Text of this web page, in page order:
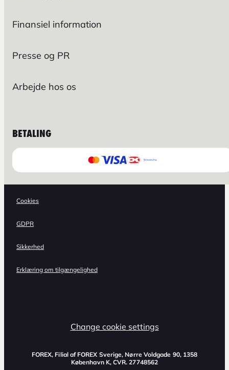
Finansiel information
Presse og PR
Arbejde hos os
BETALING
Cookies
GDPR
Sikkerhed
Erklæring om tilgængelighed
Change cookie settings
FOREX, Filial af FOREX Sverige, Nørre Voldgade 90, 1358
København K, CVR. 27748562